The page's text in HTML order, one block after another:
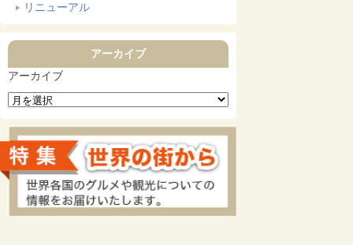
リニューアル
アーカイブ
アーカイブ